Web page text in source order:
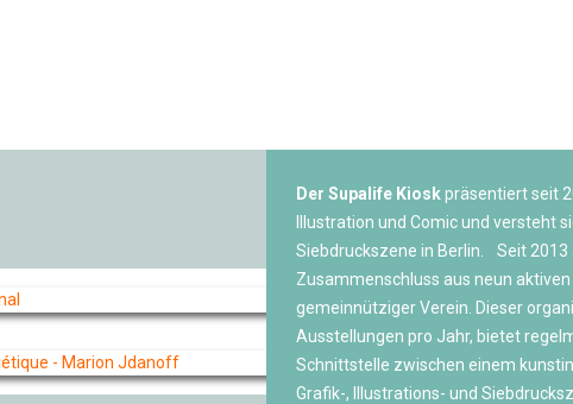
Der Supalife Kioskpräsentiert seit
Illustration und Comic und versteht
Siebdruckszene in Berlin. Seit 2013
Zusammenschluss aus neun
gemeinnütziger Verein. Dieser
Ausstellungen pro Jahr, bietet
Schnittstelle zwischen einem
Grafik-, Illustrations- und